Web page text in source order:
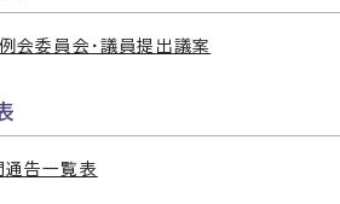
会委員会・議員提出議案
告一覧表